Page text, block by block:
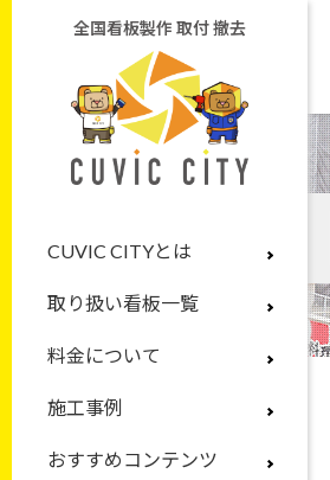
全国看板製作 取付 撤去
CUVIC CITYとは
取り扱い看板一覧
料金について
施工事例
おすすめコンテンツ